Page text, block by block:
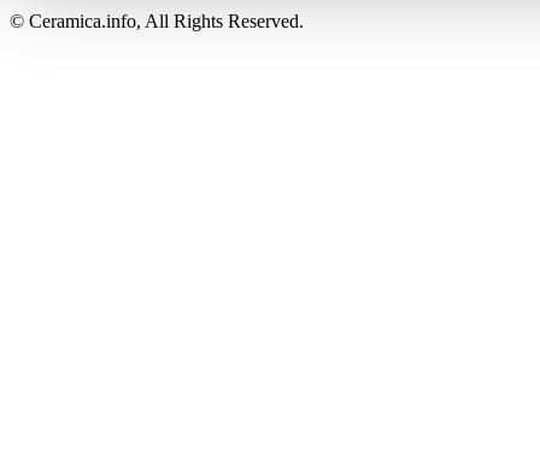
© Ceramica.info, All Rights Reserved.